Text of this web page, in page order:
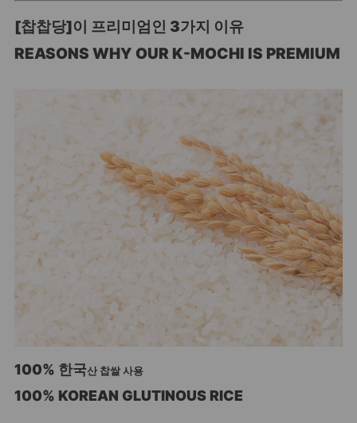
[찹찹당]이 프리미엄인 3가지 이유
REASONS WHY OUR K-MOCHI IS PREMIUM
100% 한국산 찹쌀 사용
100% KOREAN GLUTINOUS RICE